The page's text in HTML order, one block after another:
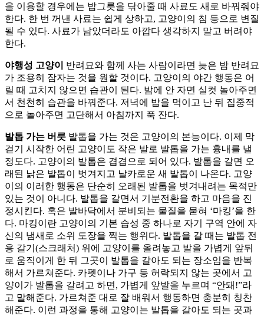
을 이용할 경우에는 밥그릇을 닦아줄 때 사료도 새로 바꿔줘야
한다. 한 번 꺼낸 사료는 쉽게 상하고, 고양이의 침 등으로 변질
될 수 있다. 사료가 남았더라도 아깝다 생각하지 말고 버려야
한다.
야행성 고양이
반려묘와 함께 사는 사람이라면 늦은 밤 반려묘
가 조용히 잠자는 것을 원할 것이다. 고양이의 야간 행동은 어
릴 때 고치지 않으면 습관이 된다. 밤에 안 자면 실컷 놀아주면
서 천천히 습관을 바꿔준다. 저녁에 밥을 먹이고 난 뒤 집중적
으로 놀아주면 고단해서 아침까지 푹 잔다.
발톱 가는 버릇 발톱을 가는 것은 고양이의 본능이다. 이제 막
걷기 시작한 어린 고양이도 작은 발로 발톱을 가는 흉내를 낼
정도다. 고양이의 발톱은 겹겹으로 되어 있다. 발톱을 갈면 오
래된 낡은 발톱이 벗겨지고 날카로운 새 발톱이 나온다. 고양
이의 이러한 행동은 단순히 오래된 발톱을 벗겨내려는 목적만
있는 것이 아니다. 발톱을 갈면서 기분전환을 하고 마음을 진
정시킨다. 혹은 발바닥에서 분비되는 물질을 묻혀 ‘마킹’을 한
다. 마킹이란 고양이의 기본 습성 중 하나로 자기 구역 안에 자
신의 냄새로 소위 도장을 찍는 행위다. 발톱을 갈 때는 발톱 전
용 갈기(스크래처) 위에 고양이를 올려놓고 발을 가볍게 앞뒤
로 움직이게 한 뒤 그곳이 발톱을 갈아도 되는 장소임을 반복
해서 가르쳐준다. 카펫이나 가구 등 허락되지 않는 곳에서 고
양이가 발톱을 갈려고 하면, 가볍게 앞발을 누르며 “안돼!”라
고 말해준다. 가르쳐준 대로 잘 배워서 행동하면 충분히 칭찬
해준다. 이런 과정을 통해 고양이는 발톱을 갈아도 되는 곳과